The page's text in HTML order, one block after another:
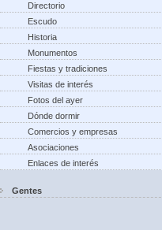
Directorio
Escudo
Historia
Monumentos
Fiestas y tradiciones
Visitas de interés
Fotos del ayer
Dónde dormir
Comercios y empresas
Asociaciones
Enlaces de interés
Gentes